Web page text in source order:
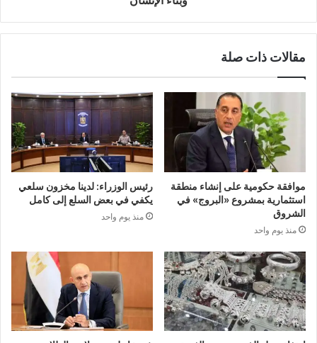
مقالات ذات صلة
موافقة حكومية على إنشاء منطقة
استثمارية بمشروع «البروج» في
الشروق
منذ يوم واحد
رئيس الوزراء: لدينا مخزون سلعي
يكفي في بعض السلع إلى كامل
منذ يوم واحد